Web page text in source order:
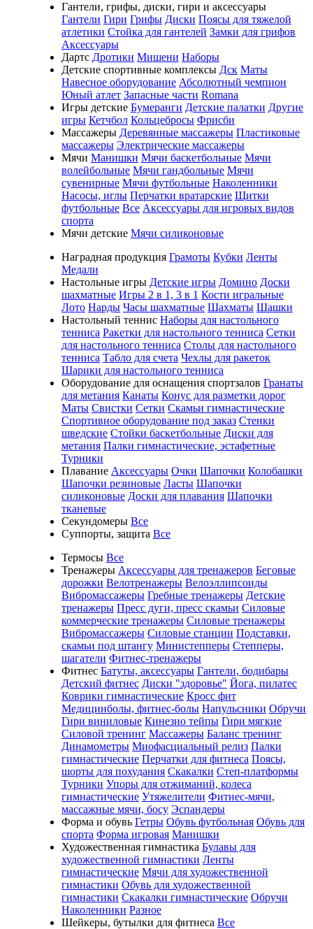
Гантели, грифы, диски, гири и аксессуары
Гантели Гири Грифы Диски Поясы для тяжелой
атлетики Стойка для гантелей Замки для грифов
Аксессуары
Дартс Дротики Мишени Наборы
Детские спортивные комплексы Дск Маты
Навесное оборудование Абсолютный чемпион
Юный атлет Запасные части Romana
Игры детские Бумеранги Детские палатки Другие
игры Кетчбол Кольцебросы Фрисби
Массажеры Деревянные массажеры Пластиковые
массажеры Электрические массажеры
Мячи Манишки Мячи баскетбольные Мячи
волейбольные Мячи гандбольные Мячи
сувенирные Мячи футбольные Наколенники
Насосы, иглы Перчатки вратарские Щитки
футбольные Все Аксессуары для игровых видов
спорта
Мячи детские Мячи силиконовые
Наградная продукция Грамоты Кубки Ленты
Медали
Настольные игры Детские игры Домино Доски
шахматные Игры 2 в 1, 3 в 1 Кости игральные
Лото Нарды Часы шахматные Шахматы Шашки
Настольный теннис Наборы для настольного
тенниса Ракетки для настольного тенниса Сетки
для настольного тенниса Столы для настольного
тенниса Табло для счета Чехлы для ракеток
Шарики для настольного тенниса
Оборудование для оснащения спортзалов Гранаты
для метания Канаты Конус для разметки дорог
Маты Свистки Сетки Скамьи гимнастические
Спортивное оборудование под заказ Стенки
шведские Стойки баскетбольные Диски для
метания Палки гимнастические, эстафетные
Турники
Плавание Аксессуары Очки Шапочки Колобашки
Шапочки резиновые Ласты Шапочки
силиконовые Доски для плавания Шапочки
тканевые
Секундомеры Все
Суппорты, защита Все
Термосы Все
Тренажеры Аксессуары для тренажеров Беговые
дорожки Велотренажеры Велоэллипсоиды
Вибромассажеры Гребные тренажеры Детские
тренажеры Пресс дуги, пресс скамьи Силовые
коммерческие тренажеры Силовые тренажеры
Вибромассажеры Силовые станции Подставки,
скамьи под штангу Министепперы Степперы,
шагатели Фитнес-тренажеры
Фитнес Батуты, аксессуары Гантели, бодибары
Детский фитнес Диски "здоровье" Йога, пилатес
Коврики гимнастические Кросс фит
Медицинболы, фитнес-болы Напульсники Обручи
Гири виниловые Кинезио тейпы Гири мягкие
Силовой тренинг Массажеры Баланс тренинг
Динамометры Миофасциальный релиз Палки
гимнастические Перчатки для фитнеса Поясы,
шорты для похудания Скакалки Степ-платформы
Турники Упоры для отжиманий, колеса
гимнастические Утяжелители Фитнес-мячи,
массажные мячи, босу Эспандеры
Форма и обувь Гетры Обувь футбольная Обувь для
спорта Форма игровая Манишки
Художественная гимнастика Булавы для
художественной гимнастики Ленты
гимнастические Мячи для художественной
гимнастики Обувь для художественной
гимнастики Скакалки гимнастические Обручи
Наколенники Разное
Шейкеры, бутылки для фитнеса Все